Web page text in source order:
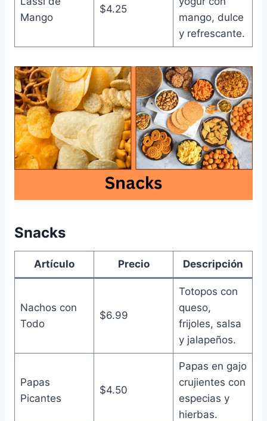
Mango
$4.25
mango, dulce
y refrescante.
Snacks
Artículo Precio Descripción
Nachos con
Todo
$6.99
Totopos con
queso,
frijoles, salsa
y jalapeños.
Papas
Picantes
$4.50
Papas en gajo
crujientes con
especias y
hierbas.